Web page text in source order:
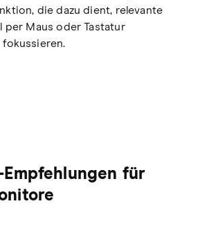
die dazu dient, relevante
per Maus oder Tastatur
fokussieren.
für